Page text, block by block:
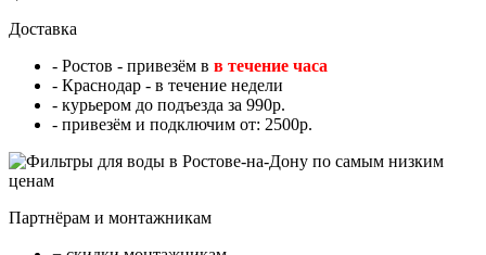
Доставка
- Ростов - привезём в в течение часа
- Краснодар - в течение недели
- курьером до подъезда за 990р.
- привезём и подключим от: 2500р.
Партнёрам и монтажникам